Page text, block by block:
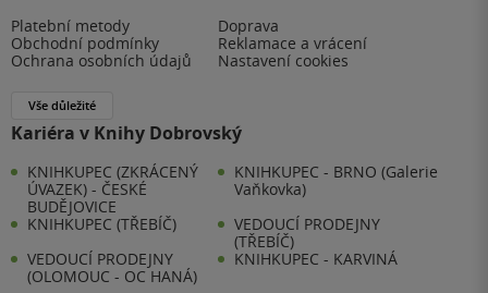
Platební metody
Doprava
Obchodní podmínky
Reklamace a vrácení
Ochrana osobních údajů
Nastavení cookies
Vše důležité
Kariéra v Knihy Dobrovský
KNIHKUPEC (ZKRÁCENÝ
ÚVAZEK) - ČESKÉ
BUDĚJOVICE
KNIHKUPEC - BRNO (Galerie
Vaňkovka)
KNIHKUPEC (TŘEBÍČ)
VEDOUCÍ PRODEJNY
(TŘEBÍČ)
VEDOUCÍ PRODEJNY
(OLOMOUC - OC HANÁ)
KNIHKUPEC - KARVINÁ